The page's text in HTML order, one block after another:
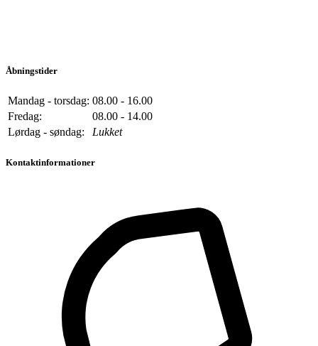
Åbningstider
Mandag - torsdag: 08.00 - 16.00
Fredag:
08.00 - 14.00
Lørdag - søndag:
Lukket
Kontaktinformationer